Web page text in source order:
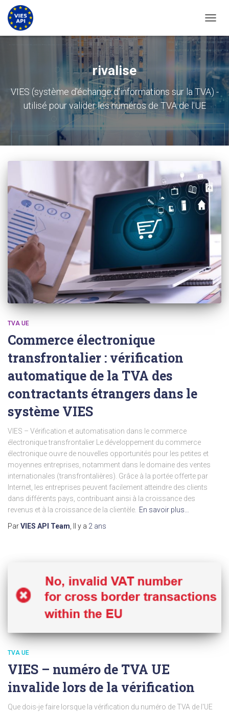
rivalise
VIES (système d'échange d'informations sur la TVA) -
utilisé pour valider les numéros de TVA de l'UE
TVA UE
Commerce électronique
transfrontalier : vérification
automatique de la TVA des
contractants étrangers dans le
système VIES
VIES – Vérification et automatisation dans le commerce
électronique transfrontalier Le développement du commerce
électronique ouvre de nouvelles opportunités pour les petites et
moyennes entreprises, notamment dans le domaine des ventes
internationales (transfrontalières). Grâce à la portée offerte par
Internet, les entreprises peuvent facilement atteindre des clients
dans différents pays, contribuant ainsi à la croissance des
revenus et à la croissance de la clientèle. En savoir plus…
ParVIES API Team , Il y a 2 ans
TVA UE
VIES – numéro de TVA UE
invalide lors de la vérification
Que dois-je faire lorsque la vérification du numéro de TVA de l'UE